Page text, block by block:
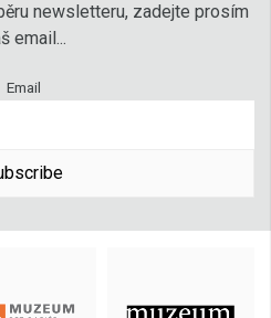
newsletteru, zadejte prosím
email...
Email